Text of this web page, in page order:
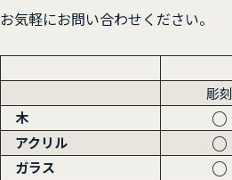
お気軽にお問い合わせください。
彫刻
木
○
アクリル ○
ガラス ○